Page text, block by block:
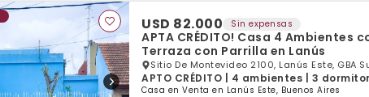
USD 82.000 Sin expensas
APTA CRÉDITO! Casa 4 Ambientes
Terraza con Parrilla en Lanús
Sitio De Montevideo 2100, Lanús Este, GBA
APTO CRÉDITO | 4 ambientes | 3
Casa en Venta en Lanús Este, Buenos Aires